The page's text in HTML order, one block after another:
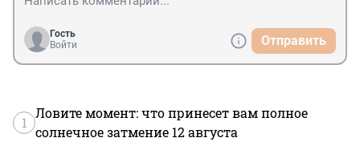
Гость
Войти
Отправить
1
Ловите момент: что принесет вам полное
солнечное затмение 12 августа